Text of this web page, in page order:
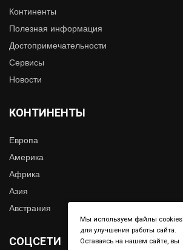
Континенты
Полезная информация
Достопримечательности
Сервисы
Новости
КОНТИНЕНТЫ
Европа
Америка
Африка
Азия
Австрания
СОЦСЕТИ
Мы используем файлы cookies
для улучшения работы сайта.
Оставаясь на нашем сайте, вы